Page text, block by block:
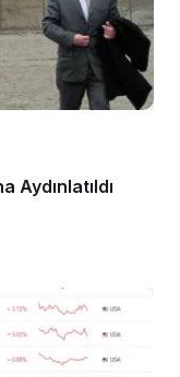
Aydınlatıldı